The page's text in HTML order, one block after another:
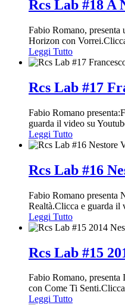
Rcs Lab #18 A
Fabio Romano,
Horizon con
Leggi Tutto
Rcs Lab #17
Fabio Romano
guarda il video su
Leggi Tutto
Rcs Lab #16
Fabio Romano presenta
Realtà.Clicca e guarda il
Leggi Tutto
Rcs Lab #15
Fabio Romano, presenta
con Come Ti
Leggi Tutto